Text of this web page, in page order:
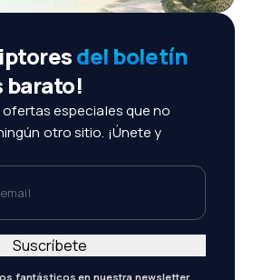
del boletín
barato!
ofertas especiales que no
otro sitio. ¡Únete y
fantásticos en nuestra newsletter.
Suscríbete